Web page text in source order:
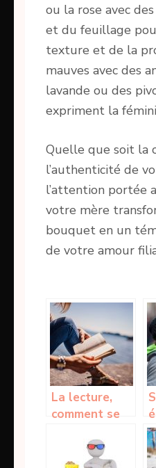
ou la rose avec
et du feuillage
texture et de la
mauves avec des
lavande ou des
expriment la
Quelle que soit la
l’authenticité de
l’attention portée
votre mère
bouquet en un
de votre amour
La lecture,
comment se
ça? Petits
conseils